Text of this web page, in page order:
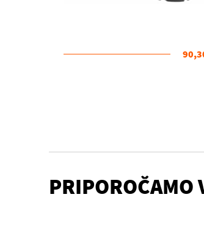
PRIPOROČAMO